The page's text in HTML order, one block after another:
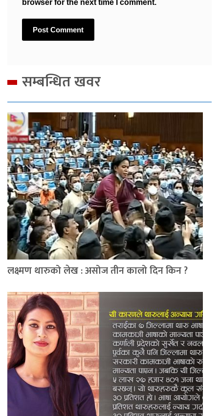
browser for the next time I comment.
सम्बन्धित खवर
लक्ष्मण थारुको लेख : असोज तीन कालो दिन किन ?